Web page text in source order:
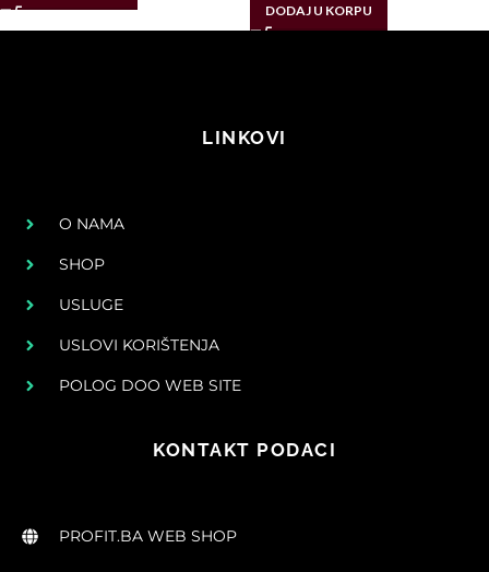
DODAJ U KORPU
LINKOVI
O NAMA
SHOP
USLUGE
USLOVI KORIŠTENJA
POLOG DOO WEB SITE
KONTAKT PODACI
PROFIT.BA WEB SHOP